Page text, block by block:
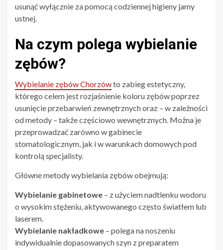
usunąć wyłącznie za pomocą codziennej higieny jamy
ustnej.
Na czym polega wybielanie
zębów?
Wybielanie zębów Chorzówto zabieg estetyczny,
którego celem jest rozjaśnienie koloru zębów poprzez
usunięcie przebarwień zewnętrznych oraz – w zależności
od metody – także częściowo wewnętrznych. Można je
przeprowadzać zarówno w gabinecie
stomatologicznym, jak i w warunkach domowych pod
kontrolą specjalisty.
Główne metody wybielania zębów obejmują:
Wybielanie gabinetowe – z użyciem nadtlenku wodoru
o wysokim stężeniu, aktywowanego często światłem lub
laserem.
Wybielanie nakładkowe – polega na noszeniu
indywidualnie dopasowanych szyn z preparatem